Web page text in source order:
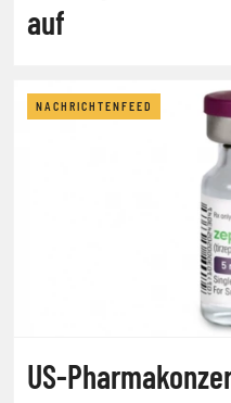
auf
NACHRICHTENFEED
US-